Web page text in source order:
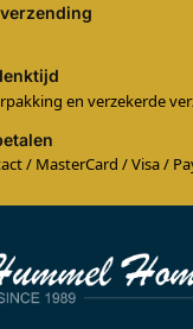
en verzekerde
/ MasterCard / Visa /